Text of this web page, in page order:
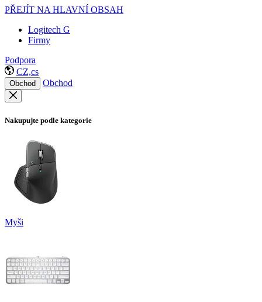
PŘEJÍT NA HLAVNÍ OBSAH
Logitech G
Firmy
Podpora
CZ,cs
Obchod Obchod
Nakupujte podle kategorie
Myši